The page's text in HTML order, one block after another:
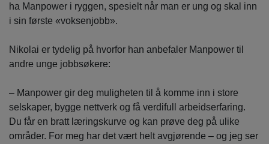
ha Manpower i ryggen, spesielt når man er ung og skal inn
i sin første «voksenjobb».
Nikolai er tydelig på hvorfor han anbefaler Manpower til
andre unge jobbsøkere:
– Manpower gir deg muligheten til å komme inn i store
selskaper, bygge nettverk og få verdifull arbeidserfaring.
Du får en bratt læringskurve og kan prøve deg på ulike
områder. For meg har det vært helt avgjørende – og jeg ser